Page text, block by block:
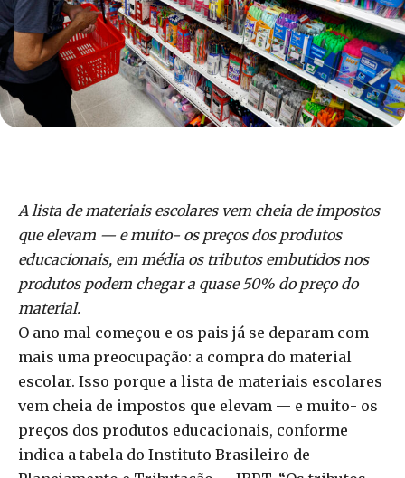
A lista de materiais escolares vem cheia de impostos
que elevam — e muito- os preços dos produtos
educacionais, em média os tributos embutidos nos
produtos podem chegar a quase 50% do preço do
material.
O ano mal começou e os pais já se deparam com
mais uma preocupação: a compra do material
escolar. Isso porque a lista de materiais escolares
vem cheia de impostos que elevam — e muito- os
preços dos produtos educacionais, conforme
indica a tabela do Instituto Brasileiro de